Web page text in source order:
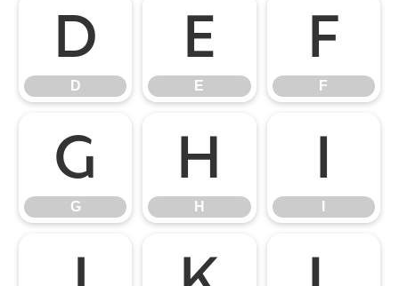
D
D
E
E
F
F
G
G
H
H
I